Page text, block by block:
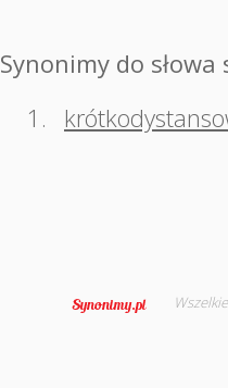
Synonimy do
1.